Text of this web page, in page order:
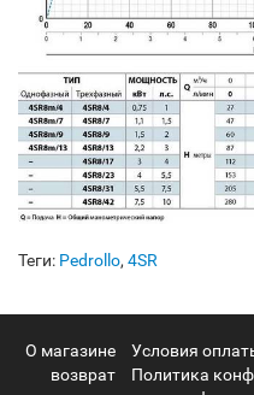
Теги: Pedrollo, 4SR
О магазине Условия
возврат
Политика